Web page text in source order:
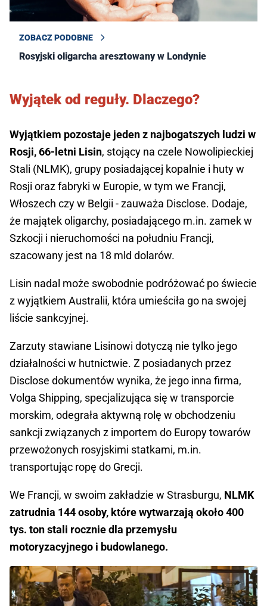
ZOBACZ PODOBNE
Rosyjski oligarcha aresztowany w Londynie
Wyjątek od reguły. Dlaczego?
Wyjątkiem pozostaje jeden z najbogatszych ludzi w
Rosji, 66-letni Lisin, stojący na czele Nowolipieckiej
Stali (NLMK), grupy posiadającej kopalnie i huty w
Rosji oraz fabryki w Europie, w tym we Francji,
Włoszech czy w Belgii - zauważa Disclose. Dodaje,
że majątek oligarchy, posiadającego m.in. zamek w
Szkocji i nieruchomości na południu Francji,
szacowany jest na 18 mld dolarów.
Lisin nadal może swobodnie podróżować po świecie
z wyjątkiem Australii, która umieściła go na swojej
liście sankcyjnej.
Zarzuty stawiane Lisinowi dotyczą nie tylko jego
działalności w hutnictwie. Z posiadanych przez
Disclose dokumentów wynika, że jego inna firma,
Volga Shipping, specjalizująca się w transporcie
morskim, odegrała aktywną rolę w obchodzeniu
sankcji związanych z importem do Europy towarów
przewożonych rosyjskimi statkami, m.in.
transportując ropę do Grecji.
We Francji, w swoim zakładzie w Strasburgu, NLMK
zatrudnia 144 osoby, które wytwarzają około 400
tys. ton stali rocznie dla przemysłu
motoryzacyjnego i budowlanego.